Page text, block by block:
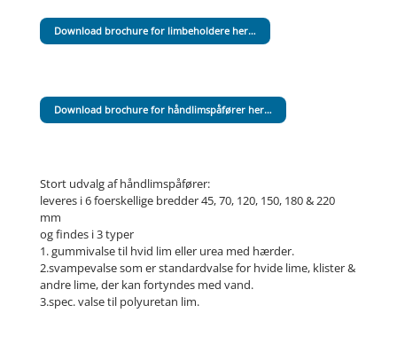
Download brochure for limbeholdere her…
Download brochure for håndlimspåfører her…
Stort udvalg af håndlimspåfører:
leveres i 6 foerskellige bredder 45, 70, 120, 150, 180 & 220
mm
og findes i 3 typer
1. gummivalse til hvid lim eller urea med hærder.
2.svampevalse som er standardvalse for hvide lime, klister &
andre lime, der kan fortyndes med vand.
3.spec. valse til polyuretan lim.